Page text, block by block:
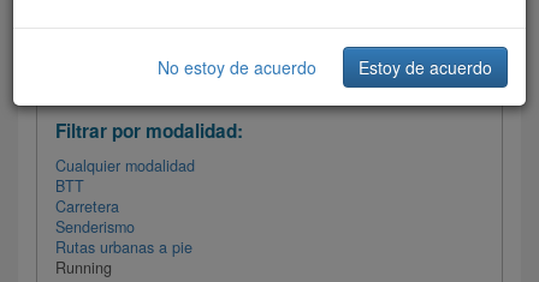
Filtrar las rutas
Filtrar por modalidad:
Cualquier modalidad
BTT
Carretera
Senderismo
Rutas urbanas a pie
Running
No estoy de acuerdo Estoy de acuerdo